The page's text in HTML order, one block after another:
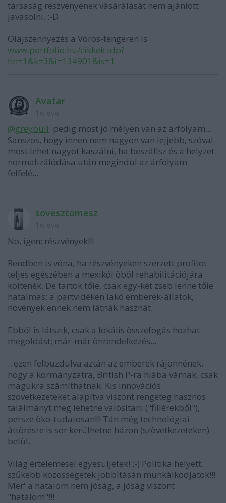
társaság részvényének vásárálását nem ajánlott
javasolni. :-D
Olajszennyezés a Vörös-tengeren is
www.portfolio.hu/cikkek.tdp?
hn=1&k=3&i=134901&is=1
Avatar
@greybull: pedig most jó mélyen van az árfolyam...
Sanszos, hogy innen nem nagyon van lejjebb, szóval
most lehet nagyot kaszálni, ha beszállsz és a helyzet
normalizálódása után megindul az árfolyam
felfelé...
sovesztomesz
No, igen: részvények!!!
Rendben is vóna, ha részvényeken szerzett profitot
teljes egészében a mexikói öböl rehabilitációjára
költenék. De tartok tőle, csak egy-két zseb lenne tőle
hatalmas; a partvidéken lakó emberek-állatok,
növények ennek nem látnák hasznát.
Ebből is látszik, csak a lokális összefogás hozhat
megoldást; már-már önrendelkezés...
...ezen felbuzdulva aztán az emberek rájönnének,
hogy a kormányzatra, British P-ra hiába várnak, csak
magukra számíthatnak. Kis innovációs
szövetkezeteket alapítva viszont rengeteg hasznos
találmányt meg lehetne valósítani ("fillérekből"),
persze öko-tudatosan!!! Tán még technológiai
áttörésre is sor kerülhetne házon (szövetkezeteken)
belül.
Világ értelemesei egyesüljetek! :-) Politika helyett,
szűkebb közösségetek jobbításán munkálkodjatok!!!
Mer' a hatalom nem jóság, a jóság viszont
"hatalom"!!!